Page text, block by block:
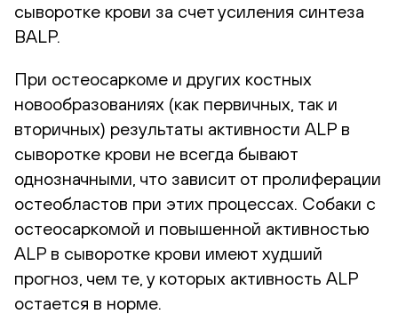
сыворотке крови за счет усиления синтеза
BALP.
При остеосаркоме и других костных
новообразованиях (как первичных, так и
вторичных) результаты активности ALP в
сыворотке крови не всегда бывают
однозначными, что зависит от пролиферации
остеобластов при этих процессах. Собаки с
остеосаркомой и повышенной активностью
ALP в сыворотке крови имеют худший
прогноз, чем те, у которых активность ALP
остается в норме.